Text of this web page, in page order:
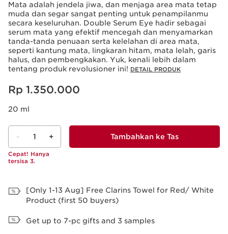
Mata adalah jendela jiwa, dan menjaga area mata tetap
muda dan segar sangat penting untuk penampilanmu
secara keseluruhan. Double Serum Eye hadir sebagai
serum mata yang efektif mencegah dan menyamarkan
tanda-tanda penuaan serta kelelahan di area mata,
seperti kantung mata, lingkaran hitam, mata lelah, garis
halus, dan pembengkakan. Yuk, kenali lebih dalam
tentang produk revolusioner ini! DETAIL PRODUK
Harga sekarang Rp 1.350.000
Rp 1.350.000
20 ml
- 1 +
Cepat! Hanya
tersisa 3.
Tambahkan ke Tas
[Only 1-13 Aug] Free Clarins Towel for Red/ White
Product (first 50 buyers)
Get up to 7-pc gifts and 3 samples